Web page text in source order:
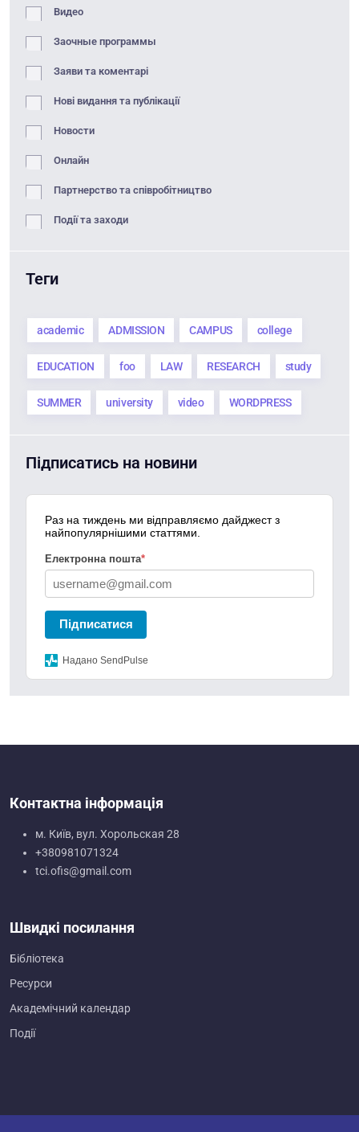
Видео
Заочные программы
Заяви та коментарі
Нові видання та публікації
Новости
Онлайн
Партнерство та співробітництво
Події та заходи
Теги
academic ADMISSION CAMPUS college
EDUCATION foo LAW RESEARCH study
SUMMER university video WORDPRESS
Підписатись на новини
Раз на тиждень ми відправляємо дайджест з
найпопулярнішими статтями.
Електронна пошта*
Підписатися
Надано SendPulse
Контактна інформація
м. Київ, вул. Хорольская 28
+380981071324
tci.ofis@gmail.com
Швидкі посилання
Бібліотека
Ресурси
Академічний календар
Події